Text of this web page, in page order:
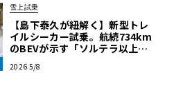
雪上試乗
【島下泰久が紐解く】新型トレ
イルシーカー試乗。航続734km
のBEVが示す「ソルテラ以上の
AB》
2026 5/8